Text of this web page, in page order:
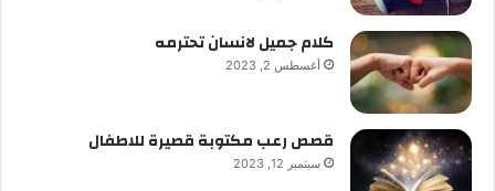
كلام جميل لانسان تحترمه
أغسطس 2, 2023
قصص رعب مكتوبة قصيرة للاطفال
سبتمبر 12, 2023